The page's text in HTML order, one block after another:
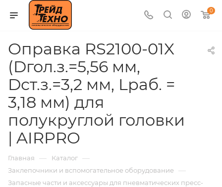
0
Оправка RS2100-01X
(Dгол.з.=5,56 мм,
Dст.з.=3,2 мм, Lраб. =
3,18 мм) для
полукруглой головки
| AIRPRO
Главная — Каталог —
Заклепочники и вспомогательное оборудование —
Запасные части и аксессуары для пневматических пресс-